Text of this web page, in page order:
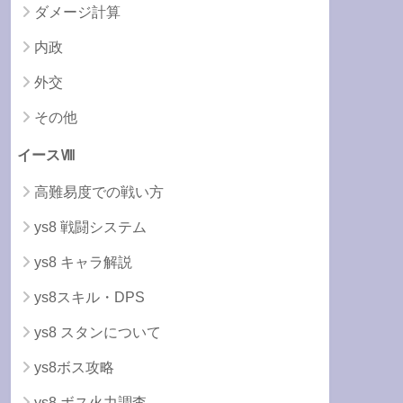
ダメージ計算
内政
外交
その他
イースⅧ
高難易度での戦い方
ys8 戦闘システム
ys8 キャラ解説
ys8スキル・DPS
ys8 スタンについて
ys8ボス攻略